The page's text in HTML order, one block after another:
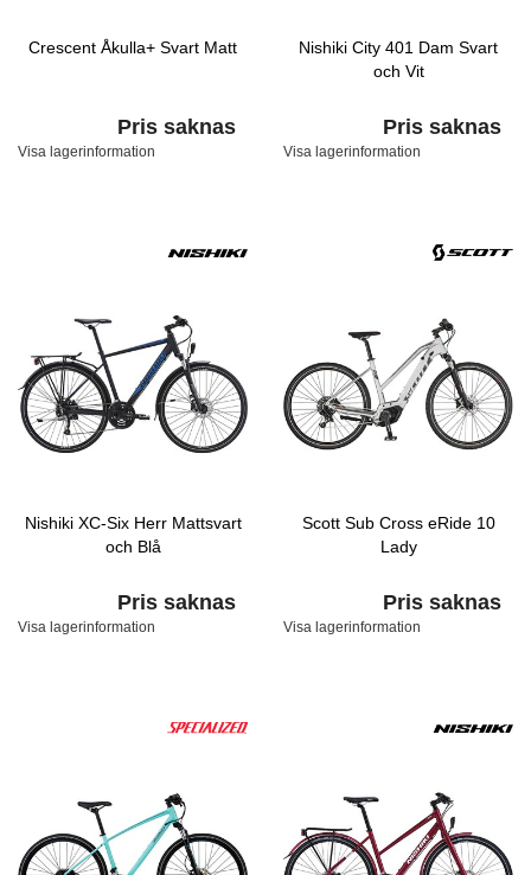
Crescent Åkulla+ Svart Matt
Pris saknas
Visa lagerinformation
Nishiki City 401 Dam Svart
och Vit
Pris saknas
Visa lagerinformation
Nishiki XC-Six Herr Mattsvart
och Blå
Pris saknas
Visa lagerinformation
Scott Sub Cross eRide 10
Lady
Pris saknas
Visa lagerinformation